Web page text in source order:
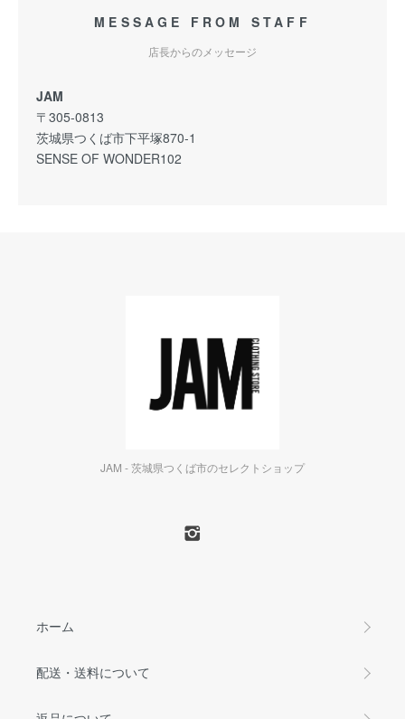
MESSAGE FROM STAFF
店長からのメッセージ
JAM
〒305-0813
茨城県つくば市下平塚870-1
SENSE OF WONDER102
JAM - 茨城県つくば市のセレクトショップ
ホーム
配送・送料について